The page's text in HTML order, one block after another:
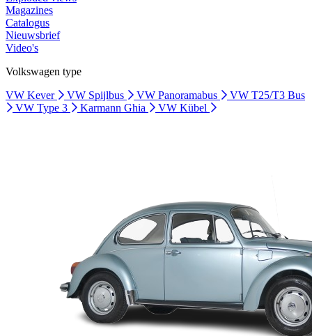
Magazines
Catalogus
Nieuwsbrief
Video's
Volkswagen type
VW Kever
VW Spijlbus VW Panoramabus
VW T25/T3 Bus
VW Type 3
Karmann Ghia VW Kübel